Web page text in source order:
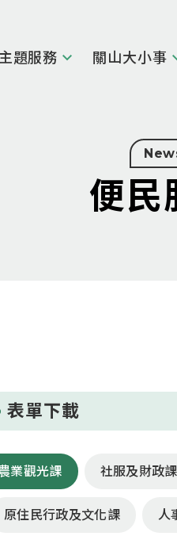
主題服務 關山大小事
便民
表單下載
業觀光課 社服及財政課
原住民行政及文化課 人